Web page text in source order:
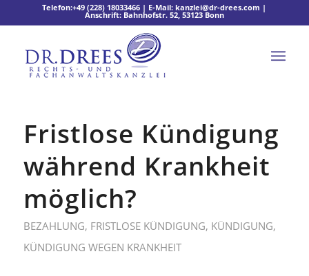
Telefon:+49 (228) 18033466 | E-Mail:kanzlei@dr-drees.com |
Anschrift: Bahnhofstr. 52, 53123 Bonn
Fristlose Kündigung
während Krankheit
möglich?
BEZAHLUNG, FRISTLOSE KÜNDIGUNG, KÜNDIGUNG,
KÜNDIGUNG WEGEN KRANKHEIT